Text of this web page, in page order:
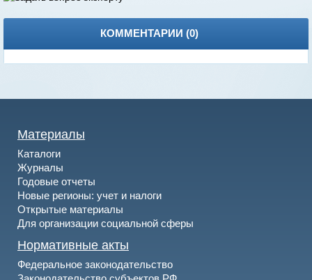
КОММЕНТАРИИ (0)
Материалы
Каталоги
Журналы
Годовые отчеты
Новые регионы: учет и налоги
Открытые материалы
Для организации социальной сферы
Нормативные акты
Федеральное законодательство